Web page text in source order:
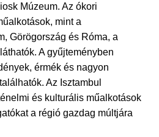
Múzeum. Az ókori
mint a
Görögország és Róma, a
A gyűjteményben
érmék és nagyon
Az Isztambul
és kulturális műalkotások
a régió gazdag múltjára